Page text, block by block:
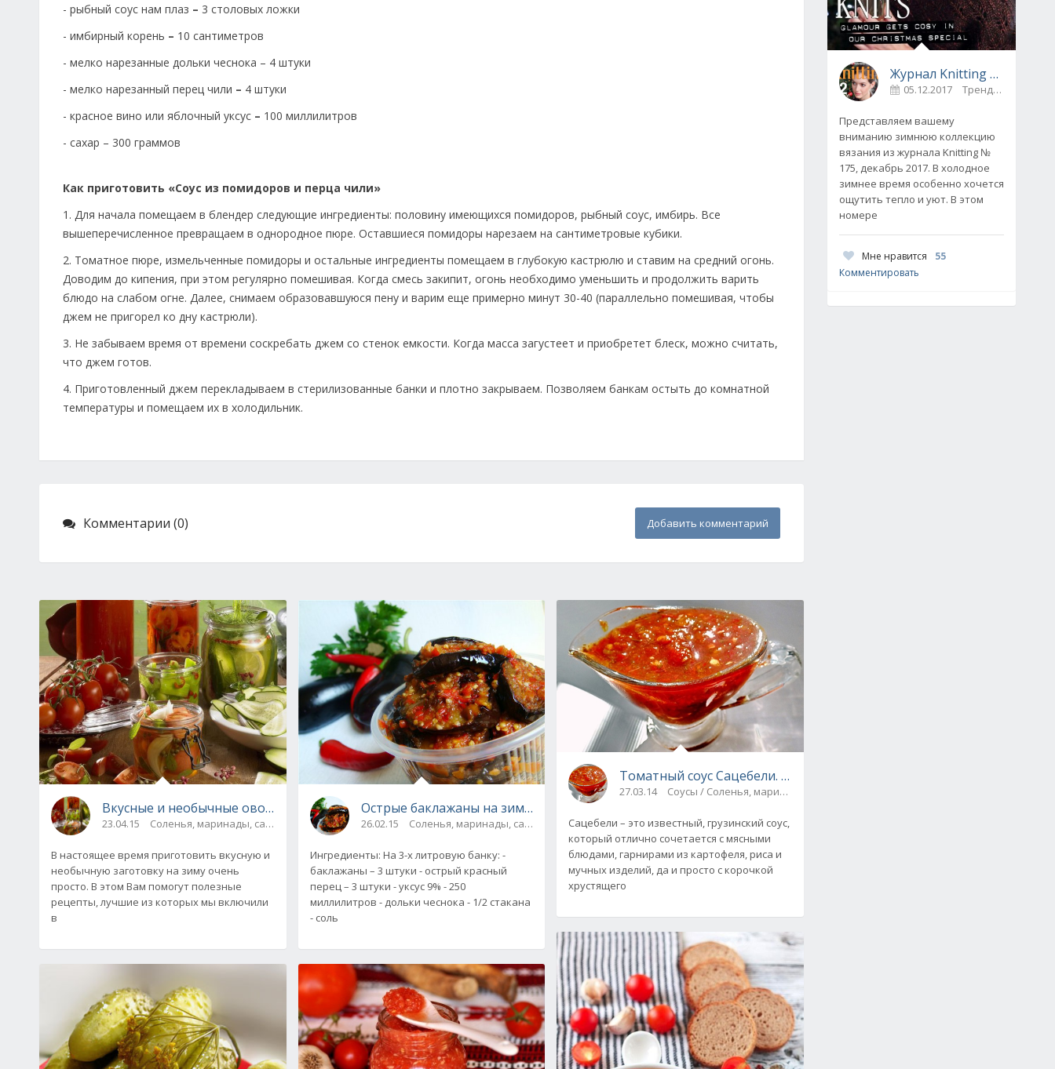
- рыбный соус нам плаз – 3 столовых ложки
- имбирный корень – 10 сантиметров
- мелко нарезанные дольки чеснока – 4 штуки
- мелко нарезанный перец чили – 4 штуки
- красное вино или яблочный уксус – 100 миллилитров
- сахар – 300 граммов
Как приготовить «Соус из помидоров и перца чили»
1. Для начала помещаем в блендер следующие ингредиенты: половину имеющихся помидоров, рыбный соус, имбирь. Все
вышеперечисленное превращаем в однородное пюре. Оставшиеся помидоры нарезаем на сантиметровые кубики.
2. Томатное пюре, измельченные помидоры и остальные ингредиенты помещаем в глубокую кастрюлю и ставим на средний огонь.
Доводим до кипения, при этом регулярно помешивая. Когда смесь закипит, огонь необходимо уменьшить и продолжить варить
блюдо на слабом огне. Далее, снимаем образовавшуюся пену и варим еще примерно минут 30-40 (параллельно помешивая, чтобы
джем не пригорел ко дну кастрюли).
3. Не забываем время от времени соскребать джем со стенок емкости. Когда масса загустеет и приобретет блеск, можно считать,
что джем готов.
4. Приготовленный джем перекладываем в стерилизованные банки и плотно закрываем. Позволяем банкам остыть до комнатной
температуры и помещаем их в холодильник.
Комментарии (0) Добавить комментарий
Вкусные и необычные овощные заготовки на зиму. Топ-5 рецептов
23.04.15 Соленья, маринады, салаты, соте
В настоящее время приготовить вкусную и
необычную заготовку на зиму очень
просто. В этом Вам помогут полезные
рецепты, лучшие из которых мы включили
в
Острые баклажаны на зиму. Рецепт с фото
26.02.15 Соленья, маринады, салаты, соте
Ингредиенты: На 3-х литровую банку: -
баклажаны – 3 штуки - острый красный
перец – 3 штуки - уксус 9% - 250
миллилитров - дольки чеснока - 1/2 стакана
- соль
Томатный соус Сацебели. Пошаговый рецепт с фото
27.03.14 Соусы / Соленья, маринады, салаты, соте
Сацебели – это известный, грузинский соус,
который отлично сочетается с мясными
блюдами, гарнирами из картофеля, риса и
мучных изделий, да и просто с корочкой
хрустящего
Журнал Knitting № 175, декабрь 2017
05.12.2017 Тренды
Представляем вашему
вниманию зимнюю коллекцию
вязания из журнала Knitting №
175, декабрь 2017. В холодное
зимнее время особенно хочется
ощутить тепло и уют. В этом
номере
Мне нравится
55
Комментировать